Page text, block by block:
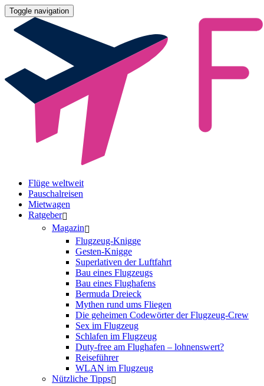
Toggle navigation
Flüge weltweit
Pauschalreisen
Mietwagen
Ratgeber
Magazin
Flugzeug-Knigge
Gesten-Knigge
Superlativen der Luftfahrt
Bau eines Flugzeugs
Bau eines Flughafens
Bermuda Dreieck
Mythen rund ums Fliegen
Die geheimen Codewörter der Flugzeug-Crew
Sex im Flugzeug
Schlafen im Flugzeug
Duty-free am Flughafen – lohnenswert?
Reiseführer
WLAN im Flugzeug
Nützliche Tipps